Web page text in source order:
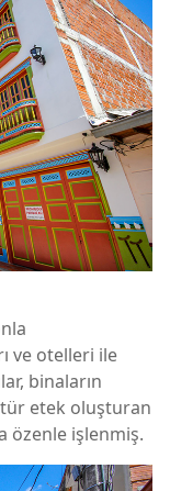
ve otelleri ile
binaların
tür etek oluşturan
özenle işlenmiş.